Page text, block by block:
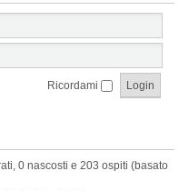
Ricordami
0 nascosti e 203 ospiti (basato